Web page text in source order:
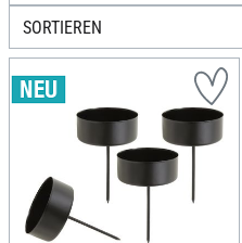
SORTIEREN